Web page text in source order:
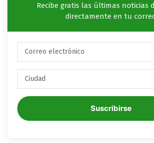
Recibe gratis las últimas noticias
directamente en tu
Suscribirse